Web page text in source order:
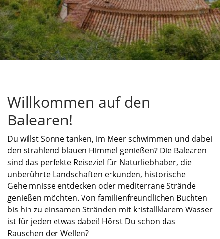
Willkommen auf den
Balearen!
Du willst Sonne tanken, im Meer schwimmen und dabei
den strahlend blauen Himmel genießen? Die Balearen
sind das perfekte Reiseziel für Naturliebhaber, die
unberührte Landschaften erkunden, historische
Geheimnisse entdecken oder mediterrane Strände
genießen möchten. Von familienfreundlichen Buchten
bis hin zu einsamen Stränden mit kristallklarem Wasser
ist für jeden etwas dabei! Hörst Du schon das
Rauschen der Wellen?